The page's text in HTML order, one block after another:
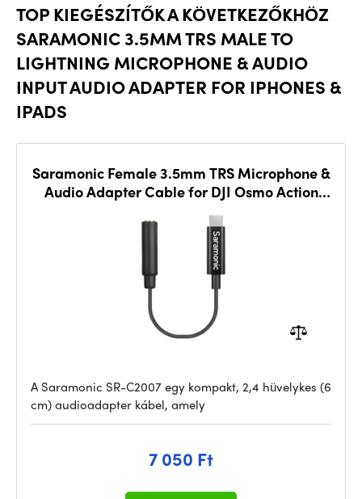
TOP KIEGÉSZÍTŐK A KÖVETKEZŐKHÖZ
SARAMONIC 3.5MM TRS MALE TO
LIGHTNING MICROPHONE & AUDIO
INPUT AUDIO ADAPTER FOR IPHONES &
IPADS
Saramonic Female 3.5mm TRS Microphone &
Audio Adapter Cable for DJI Osmo Action
Cameras
A Saramonic SR-C2007 egy kompakt, 2,4 hüvelykes (6
cm) audioadapter kábel, amely
7 050 Ft